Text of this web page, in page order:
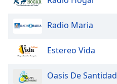
Text
Color
Opacity
Radio Maria
Estereo Vida
Oasis De Santidad